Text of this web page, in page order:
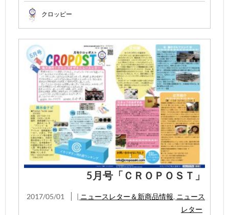
クロッピー
5月号「ＣＲＯＰＯＳＴ」
2017/05/01 | ニュースレター＆新商品情報, ニュース
レター